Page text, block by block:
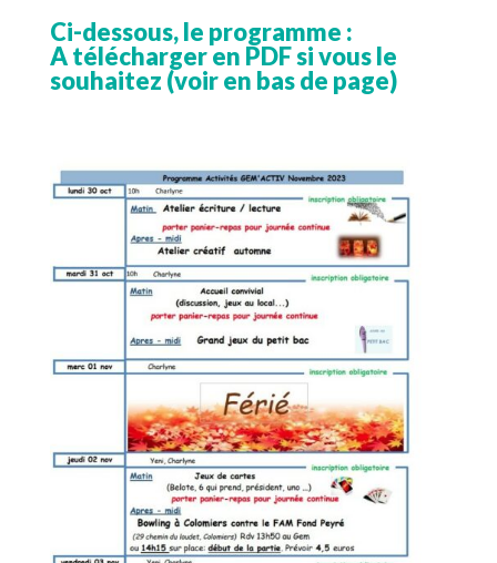
Ci-dessous, le programme :
A télécharger en PDF si vous le
souhaitez (voir en bas de page)